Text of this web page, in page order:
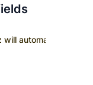
will automatically